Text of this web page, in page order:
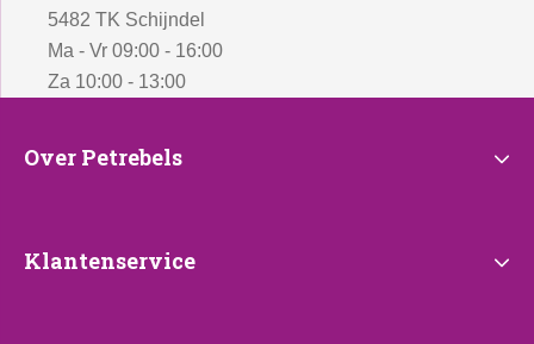
5482 TK Schijndel
Ma - Vr 09:00 - 16:00
Za 10:00 - 13:00
Over
Over Petrebels
Klantenservice
Klantenservice